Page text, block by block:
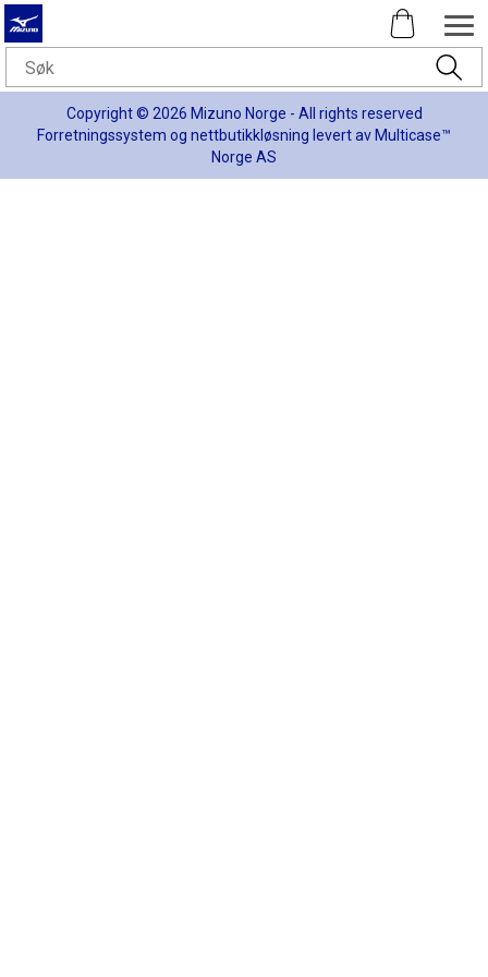
Copyright © 2026 Mizuno Norge - All rights reserved
Forretningssystem og nettbutikkløsning levert av Multicase™
Norge AS